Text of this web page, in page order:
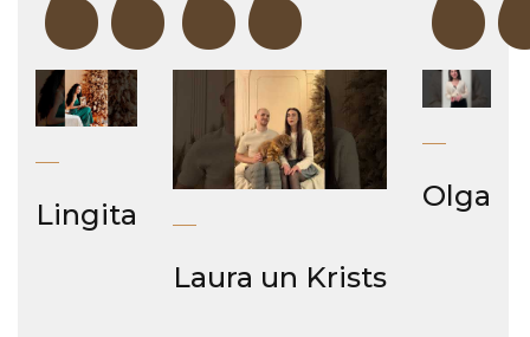
Lingita
Laura un Krists
Olga